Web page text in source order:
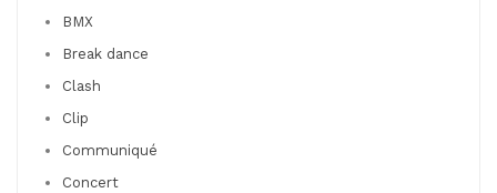
BMX
Break dance
Clash
Clip
Communiqué
Concert